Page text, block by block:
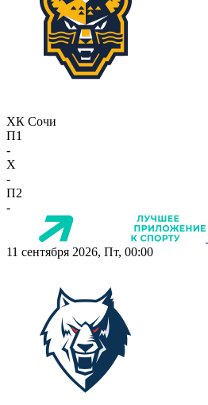
ХК Сочи
П1
-
X
-
П2
-
11 сентября 2026, Пт, 00:00